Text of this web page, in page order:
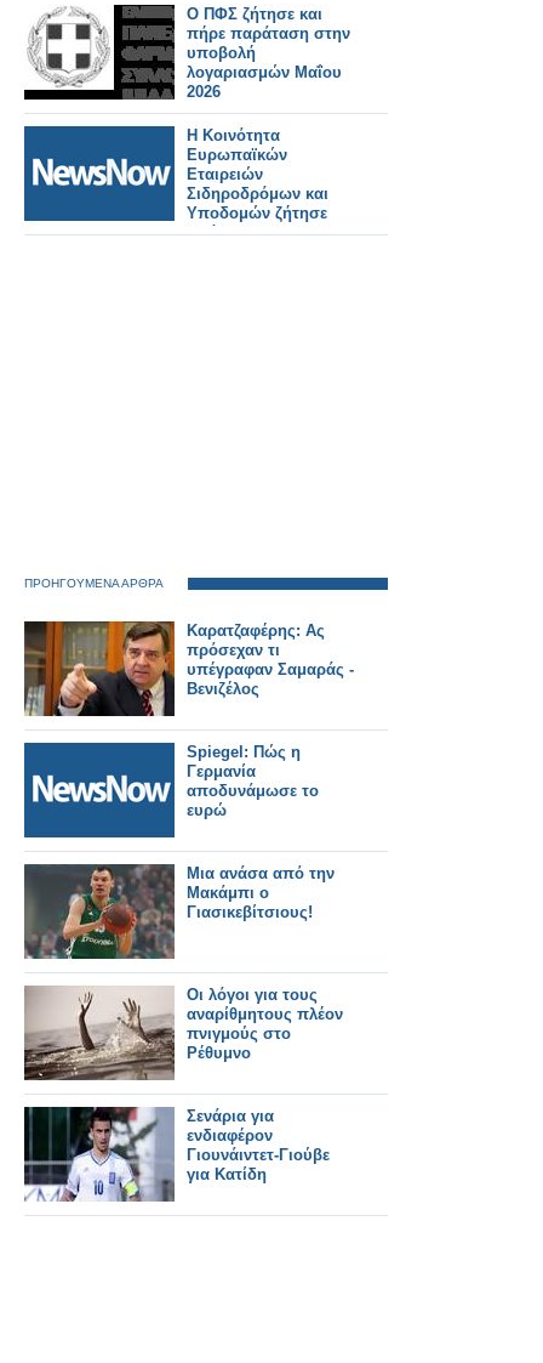
Ο ΠΦΣ ζήτησε και
πήρε παράταση στην
υποβολή
λογαριασμών Μαΐου
2026
Η Κοινότητα
Ευρωπαϊκών
Εταιρειών
Σιδηροδρόμων και
Υποδομών ζήτησε
από την Ε.Ε
ΠΡΟΗΓΟΥΜΕΝΑ ΑΡΘΡΑ
Καρατζαφέρης: Ας
πρόσεχαν τι
υπέγραφαν Σαμαράς -
Βενιζέλος
Spiegel: Πώς η
Γερμανία
αποδυνάμωσε το
ευρώ
Μια ανάσα από την
Μακάμπι ο
Γιασικεβίτσιους!
Οι λόγοι για τους
αναρίθμητους πλέον
πνιγμούς στο
Ρέθυμνο
Σενάρια για
ενδιαφέρον
Γιουνάιντετ-Γιούβε
για Κατίδη